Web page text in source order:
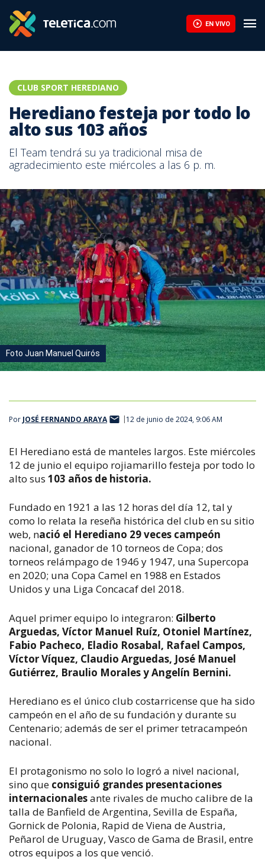
EN VIVO
CLUB SPORT HEREDIANO
Herediano festeja por todo lo
alto sus 103 años
El Team tendrá su ya tradicional misa de
agradecimiento este miércoles a las 6 p. m.
Foto Juan Manuel Quirós
Por JOSÉ FERNANDO ARAYA 12 de junio de 2024, 9:06 AM
El Herediano está de manteles largos. Este miércoles
12 de junio el equipo rojiamarillo festeja por todo lo
alto sus 103 años de historia.
Fundado en 1921 a las 12 horas del día 12, tal y
como lo relata la reseña histórica del club en su sitio
web, nació el Herediano 29 veces campeón
nacional, ganador de 10 torneos de Copa; dos
torneos relámpago de 1946 y 1947, una Supercopa
en 2020; una Copa Camel en 1988 en Estados
Unidos y una Liga Concacaf del 2018.
Aquel primer equipo lo integraron: Gilberto
Arguedas, Víctor Manuel Ruíz, Otoniel Martínez,
Fabio Pacheco, Eladio Rosabal, Rafael Campos,
Víctor Víquez, Claudio Arguedas, José Manuel
Gutiérrez, Braulio Morales y Angelín Bernini.
Herediano es el único club costarricense que ha sido
campeón en el año de su fundación y durante su
Centenario; además de ser el primer tetracampeón
nacional.
El protagonismo no solo lo logró a nivel nacional,
sino que consiguió grandes presentaciones
internacionalesante rivales de mucho calibre de la
talla de Banfield de Argentina, Sevilla de España,
Gornick de Polonia, Rapid de Viena de Austria,
Peñarol de Uruguay, Vasco de Gama de Brasil, entre
otros equipos a los que venció.